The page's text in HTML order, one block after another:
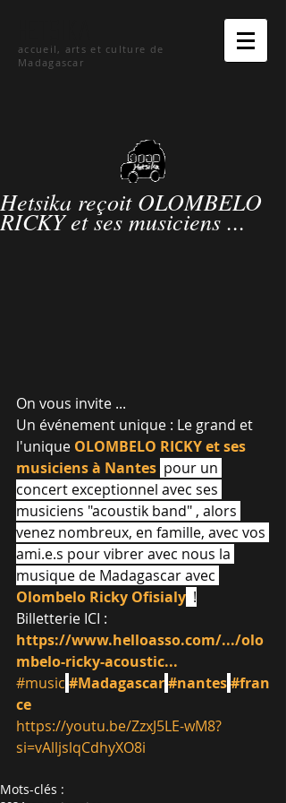
accueil, arts et culture de
Madagascar
Hetsika reçoit OLOMBELO
RICKY et ses musiciens ...
On vous invite ...
Un événement unique : Le grand et
l'unique OLOMBELO RICKY et ses
musiciens à Nantes pour un
concert exceptionnel avec ses
musiciens "acoustik band" , alors
venez nombreux, en famille, avec vos
ami.e.s pour vibrer avec nous la
musique de Madagascar avec
Olombelo Ricky Ofisialy !
Billetterie ICI :
https://www.helloasso.com/.../olo
mbelo-ricky-acoustic...
#music #Madagascar#nantes#fran
ce
https://youtu.be/ZzxJ5LE-wM8?
si=vAlljslqCdhyXO8i
Mots-clés :